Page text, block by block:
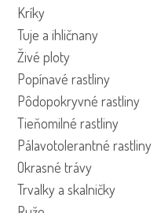
Kríky
Tuje a ihličnany
Živé ploty
Popínavé rastliny
Pôdopokryvné rastliny
Tieňomilné rastliny
Pálavotolerantné rastliny
Okrasné trávy
Trvalky a skalničky